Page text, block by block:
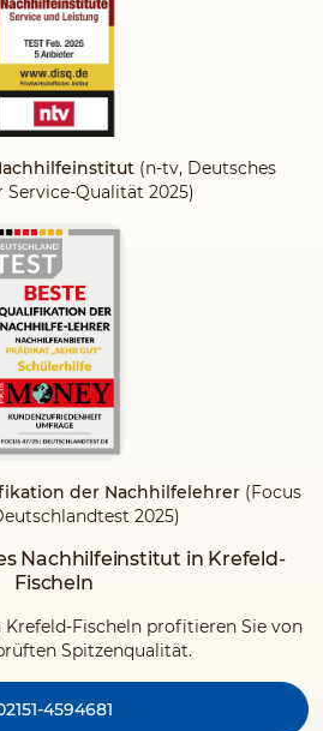
(n-tv, Deutsches
Qualität 2025)
der Nachhilfelehrer (Focus
2025)
Nachhilfeinstitut in Krefeld-
Fischeln
Krefeld-Fischeln profitieren Sie von
Spitzenqualität.
4594681